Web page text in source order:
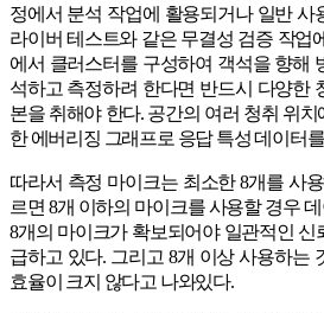
정에서 분석 작업에 활용되거나 일반 사
라이버 테스트와 같은 무결성 검증 작업
에서 클러스터를 구성하여 객석을 향해
석하고 측정하려 한다면 반드시 다양한
본을 취해야 한다. 공간의 여러 청취 위
한 에버리징 그래프로 응답 특성 데이터
따라서 측정 마이크는 최소한 8개를 사
르면 8개 이하의 마이크를 사용할 경우
8개의 마이크가 확보되어야 일관적인 신
급하고 있다. 그리고 8개 이상 사용하는
효율이 크지 않다고 나와있다.